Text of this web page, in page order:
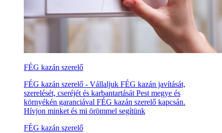
FÉG kazán szerelő
FÉG kazán szerelő - Vállaljuk FÉG kazán javítását,
szerelését, cseréjét és karbantartását Pest megye és
környékén garanciával FÉG kazán szerelő kapcsán.
Hívjon minket és mi örömmel segítünk
FÉG kazán szerelő